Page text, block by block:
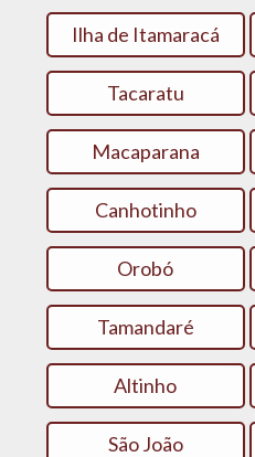
Ilha de Itamaracá
Tacaratu
Macaparana
Canhotinho
Orobó
Tamandaré
Altinho
São João